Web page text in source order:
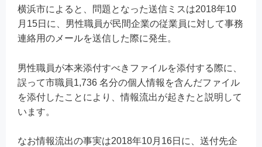
横浜市によると、問題となった送信ミスは2018年10
月15日に、男性職員が民間企業の従業員に対して事務
連絡用のメールを送信した際に発生。
男性職員が本来添付すべきファイルを添付する際に、
誤って市職員1,736 名分の個人情報を含んだファイル
を添付したことにより、情報流出が起きたと説明して
います。
なお情報流出の事実は2018年10月16日に、送付先企